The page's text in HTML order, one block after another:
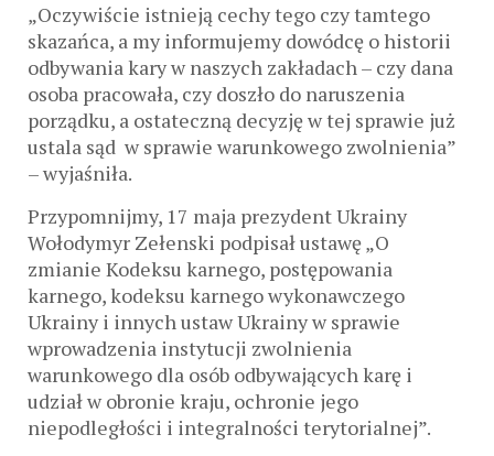
„Oczywiście istnieją cechy tego czy tamtego
skazańca, a my informujemy dowódcę o historii
odbywania kary w naszych zakładach – czy dana
osoba pracowała, czy doszło do naruszenia
porządku, a ostateczną decyzję w tej sprawie już
ustala sąd w sprawie warunkowego zwolnienia”
– wyjaśniła.
Przypomnijmy, 17 maja prezydent Ukrainy
Wołodymyr Zełenski podpisał ustawę „O
zmianie Kodeksu karnego, postępowania
karnego, kodeksu karnego wykonawczego
Ukrainy i innych ustaw Ukrainy w sprawie
wprowadzenia instytucji zwolnienia
warunkowego dla osób odbywających karę i
udział w obronie kraju, ochronie jego
niepodległości i integralności terytorialnej”.